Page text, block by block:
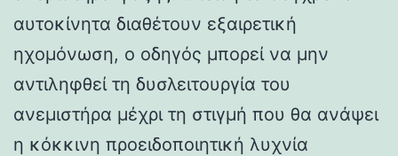
αυτοκίνητα διαθέτουν εξαιρετική
ηχομόνωση, ο οδηγός μπορεί να μην
αντιληφθεί τη δυσλειτουργία του
ανεμιστήρα μέχρι τη στιγμή που θα ανάψει
η κόκκινη προειδοποιητική λυχνία